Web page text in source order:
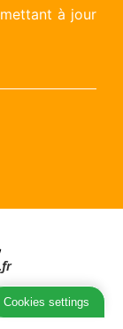
à jour
Cookies settings